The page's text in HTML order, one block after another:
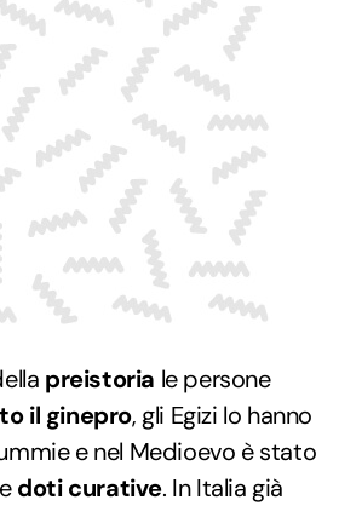
preistoria le persone
il ginepro, gli Egizi lo hanno
e nel Medioevo è stato
doti curative. In Italia già